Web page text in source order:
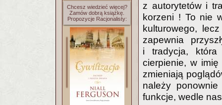
Chcesz wiedzieć więcej?
Zamów dobrą książkę.
Propozycje Racjonalisty:
z autorytetów i
korzeni ! To nie
kulturowego,
zapewnia
i tradycja,
cierpienie, w
zmieniają
należy
funkcje, wedle